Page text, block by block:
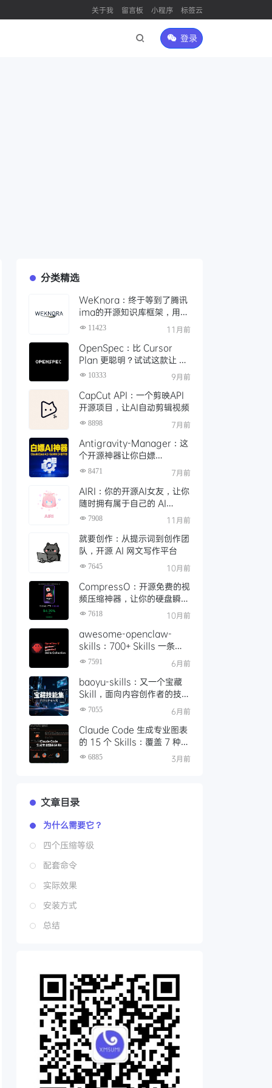
关于我 留言板 小程序 标签云
登录
分类精选
WeKnora：终于等到了腾讯
ima的开源知识库框架，用
API 轻松打造本地智能文档检
11423 11月前
OpenSpec：比 Cursor
Plan 更聪明？试试这款让 AI
编码更靠谱的规范驱动工具
10333 9月前
CapCut API：一个剪映API
开源项目，让AI自动剪辑视频
8898 7月前
Antigravity-Manager：这
个开源神器让你白嫖
ClaudeOpus 4.5，Gemini
3！还能接Claude Code等
任意平台
8471 7月前
AIRI：你的开源AI女友，让你
随时拥有属于自己的 AI
VTuber
7908 11月前
就要创作：从提示词到创作团
队，开源 AI 网文写作平台
7645 10月前
CompressO：开源免费的视
频压缩神器，让你的硬盘瞬间
轻松 10 倍
7618 10月前
awesome-openclaw-
skills：700+ Skills 一条命
令装配完成，如何让本地 AI
7591 6月前
baoyu-skills：又一个宝藏
Skill，面向内容创作者的技能
集，支持图文生成、发布与处
7055 6月前
Claude Code 生成专业图表
的 15 个 Skills：覆盖 7 种渲
染引擎的完整指南
6885 3月前
文章目录
为什么需要它？
四个压缩等级
配套命令
实际效果
安装方式
总结